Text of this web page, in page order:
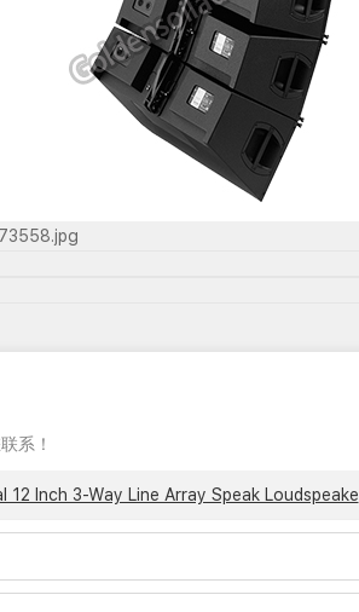
系！
12 Inch 3-Way Line Array Speak Loudspeake